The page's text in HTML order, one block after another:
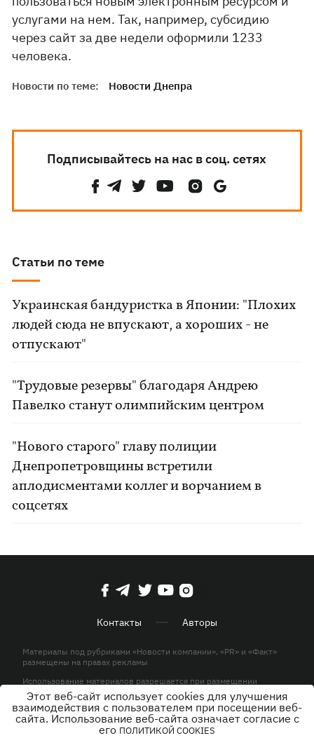
услугами на нем. Так, например, субсидию
через сайт за две недели оформили 1233
человека.
Новости по теме: Новости Днепра
Подписывайтесь на нас в соц. сетях
Статьи по теме
Украинская бандуристка в Японии: "Плохих
людей сюда не впускают, а хороших - не
отпускают"
"Трудовые резервы" благодаря Андрею
Павелко станут олимпийским центром
"Нового старого" главу полиции
Днепропетровщины встретили
аплодисментами коллег и ворчанием в
соцсетях
Контакты Авторы
Материалы под рубриками «Новости компании», «PR» и «Факт»
размещены на правах рекламы
Использование материалов разрешается при размещении
активной гиперссылки на KP.UA в первом абзаце.
© ООО «ЮЛАВ МЕДИА»,2026. Все права защищены.
Этот веб-сайт использует cookies для улучшения
взаимодействия с пользователем при посещении веб-
сайта. Использование веб-сайта означает согласие с
его ПОЛИТИКОЙ COOKIES